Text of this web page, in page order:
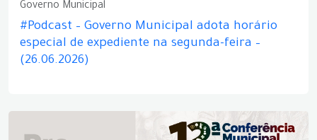
Governo Municipal
#Podcast – Governo Municipal adota horário
especial de expediente na segunda-feira –
(26.06.2026)